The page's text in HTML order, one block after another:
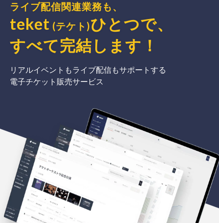
ライブ配信関連業務も、
teket (テケト)ひとつで、
すべて完結 します ！
リアルイベントもライブ配信もサポートする
電子チケット販売サービス